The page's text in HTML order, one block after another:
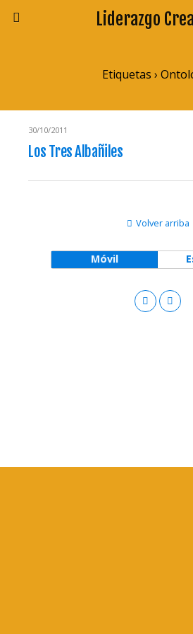
Liderazgo
Etiquetas ›
30/10/2011
Los Tres Albañiles
Volver arriba
Móvil